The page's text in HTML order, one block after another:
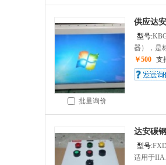
批量询价
供应达
型号:
器），是
￥500 支
达安碳
型号:
适用于IIA